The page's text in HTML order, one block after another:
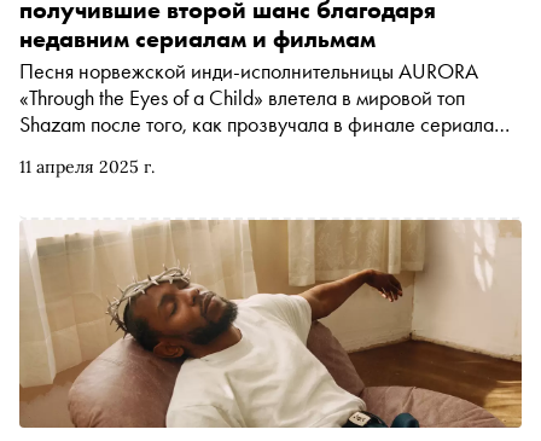
11 апреля 2025 г.
получившие второй шанс благодаря
недавним сериалам и фильмам
Песня норвежской инди-исполнительницы AURORA
«Through the Eyes of a Child» влетела в мировой топ
Shazam после того, как прозвучала в финале сериала
вспомнить другие недавние примеры того, как песня из
популярной благодаря попаданию в саундтрек к сериалу
или фильму